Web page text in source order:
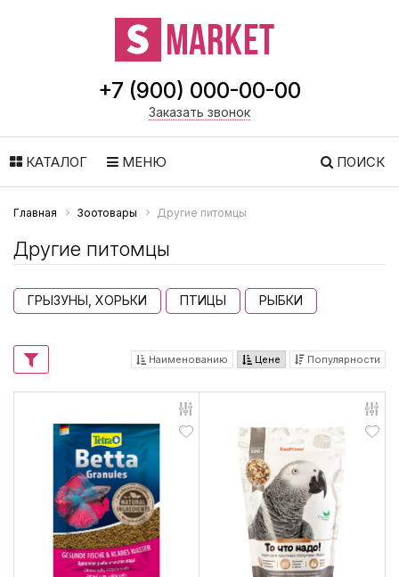
+7 (900) 000-00-00
Заказать звонок
КАТАЛОГ МЕНЮ ПОИСК
Главная Зоотовары Другие питомцы
Другие питомцы
ГРЫЗУНЫ, ХОРЬКИ ПТИЦЫ РЫБКИ
Наименованию Цене Популярности